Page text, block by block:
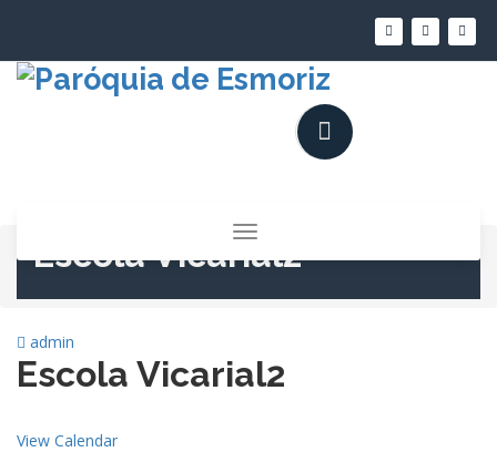
conteúdo
Alternar
a
Escola Vicarial2
admin
Escola Vicarial2
View Calendar